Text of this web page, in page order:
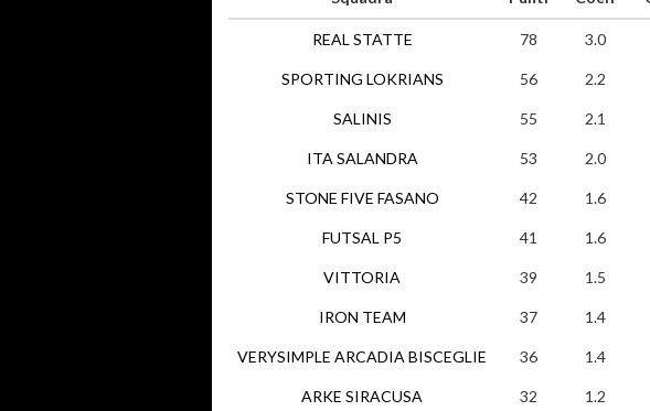
REAL STATTE
SPORTING LOKRIANS
SALINIS
ITA SALANDRA
STONE FIVE FASANO
FUTSAL P5
VITTORIA
IRON TEAM
VERYSIMPLE ARCADIA BISCEGLIE
ARKE SIRACUSA
78 3.0
56 2.2
55 2.1
53 2.0
42 1.6
41 1.6
39 1.5
37 1.4
36 1.4
32 1.2